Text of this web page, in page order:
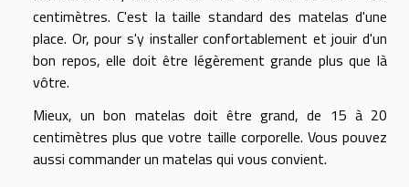
centimètres. C'est la taille standard des matelas d'une
place. Or, pour s'y installer confortablement et jouir d'un
bon repos, elle doit être légèrement grande plus que là
vôtre.
Mieux, un bon matelas doit être grand, de 15 à 20
centimètres plus que votre taille corporelle. Vous pouvez
aussi commander un matelas qui vous convient.